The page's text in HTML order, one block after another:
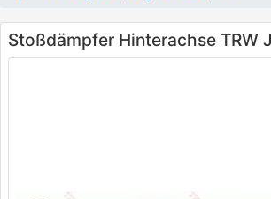
Stoßdämpfer Hinterachse TRW